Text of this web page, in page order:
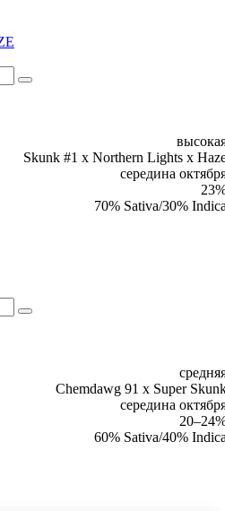
Skunk #1 x Northern Lights x
середина
70% Sativa/30%
Chemdawg 91 x Super
середина
60% Sativa/40%